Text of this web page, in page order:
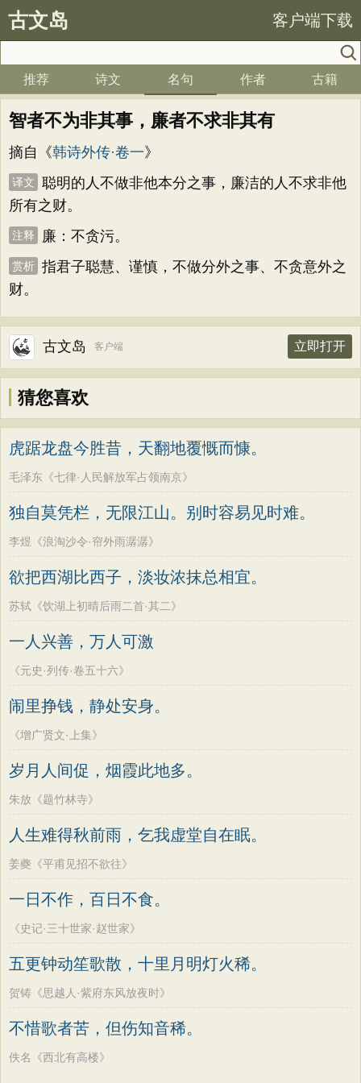
古文岛 客户端下载
推荐 诗文 名句 作者 古籍
智者不为非其事，廉者不求非其有
摘自《韩诗外传·卷一》
译文
聪明的人不做非他本分之事，廉洁的人不求非他
所有之财。
注释 廉：不贪污。
赏析 指君子聪慧、谨慎，不做分外之事、不贪意外之
财。
古文岛 客户端 立即打开
猜您喜欢
虎踞龙盘今胜昔，天翻地覆慨而慷。
毛泽东《七律·人民解放军占领南京》
独自莫凭栏，无限江山。别时容易见时难。
李煜《浪淘沙令·帘外雨潺潺》
欲把西湖比西子，淡妆浓抹总相宜。
苏轼《饮湖上初晴后雨二首·其二》
一人兴善，万人可激
《元史·列传·卷五十六》
闹里挣钱，静处安身。
《增广贤文·上集》
岁月人间促，烟霞此地多。
朱放《题竹林寺》
人生难得秋前雨，乞我虚堂自在眠。
姜夔《平甫见招不欲往》
一日不作，百日不食。
《史记·三十世家·赵世家》
五更钟动笙歌散，十里月明灯火稀。
贺铸《思越人·紫府东风放夜时》
不惜歌者苦，但伤知音稀。
佚名《西北有高楼》